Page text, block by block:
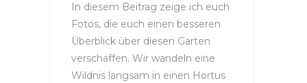
In diesem Beitrag zeige ich euch
Fotos, die euch einen besseren
Überblick über diesen Garten
verschaffen. Wir wandeln eine
Wildnis langsam in einen Hortus